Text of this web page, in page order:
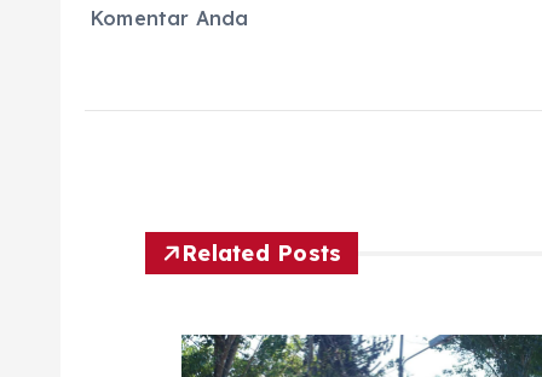
Komentar Anda
Related Posts